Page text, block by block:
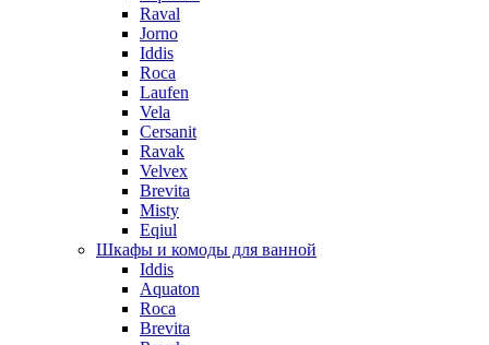
Raval
Jorno
Iddis
Roca
Laufen
Vela
Cersanit
Ravak
Velvex
Brevita
Misty
Eqiul
Шкафы и комоды для ванной
Iddis
Aquaton
Roca
Brevita